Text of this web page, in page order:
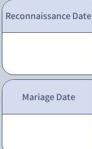
Reconnaissance Date
Mariage Date